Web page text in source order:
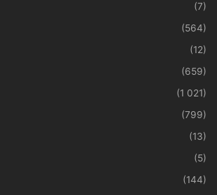
(7)
(564)
(12)
(659)
(1 021)
(799)
(13)
(5)
(144)